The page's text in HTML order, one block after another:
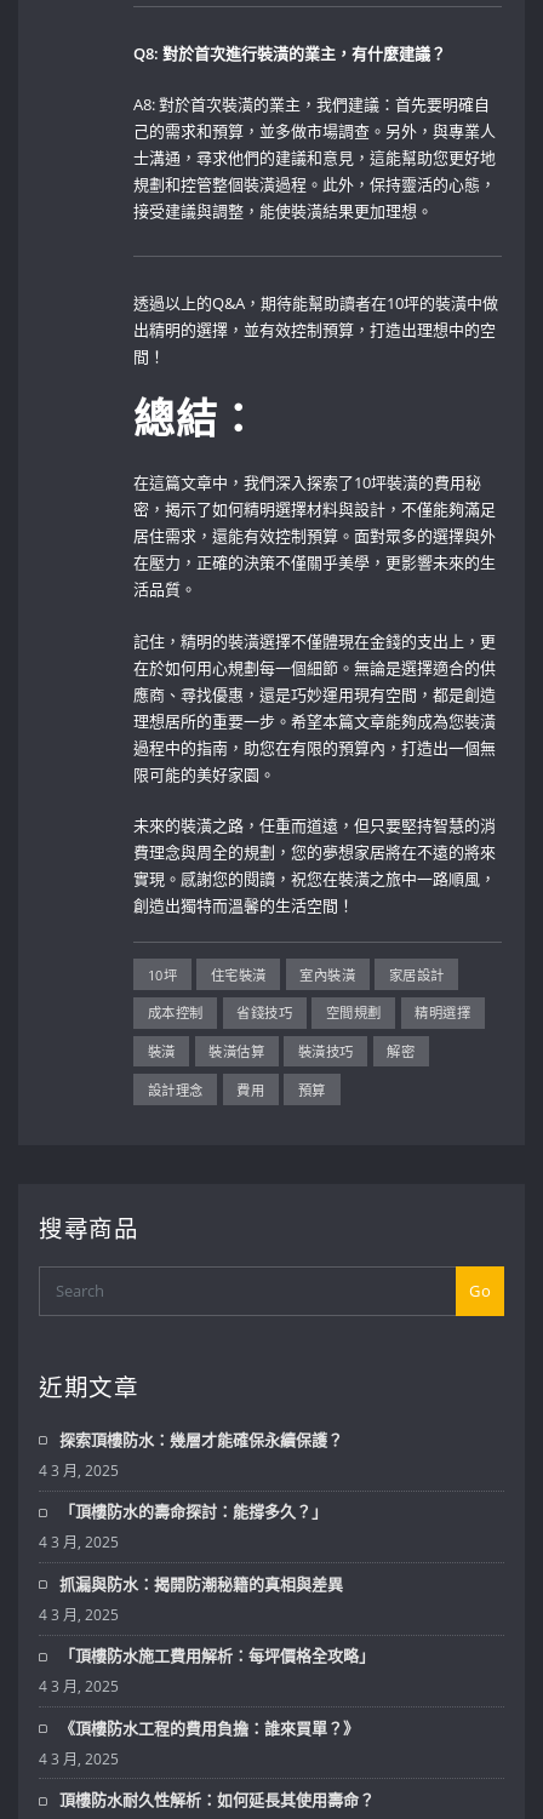
Q8: ​對於首次進行裝潢的業主，有什麼建議？
A8: 對於首次裝潢的業主，我們建議：首先要明確自
己的需求和預算，並多做市場調查。另外，與專業人
士溝通，尋求他們的建議和意見，這能幫助您更好地
規劃和控管整個裝潢過程。此外，保持靈活的心態，
接受建議與調整，能使裝潢結果更加理想。
透過以上的Q&A，期待能幫助讀者在10坪的裝潢中做
出精明的選擇，並有效控制預算，打造出理想中的空
間！
總結：
在這篇文章中，我們深入探索了10坪裝潢的費用秘
密，揭示了如何精明選擇材料與設計，不僅能夠滿足
居住需求，還能有效控制預算。面對眾多的選擇與外
在壓力，正確的決策不僅關乎美學，更影響未來的生
活品質。
記住，精明的裝潢選擇不僅體現在金錢的支出上，更
在於如何用心規劃每一個細節。無論是選擇適合的供
應商、尋找優惠，還是巧妙運用現有空間，都是創造
理想居所的重要一步。希望本篇文章能夠成為您裝潢
過程中的指南，助您在有限的預算內，打造出一個無
限可能的美好家園。
未來的裝潢之路，任重而道遠，但只要堅持智慧的消
費理念與周全的規劃，您的夢想家居將在不遠的將來
實現。感謝您的閱讀，祝您在裝潢之旅中一路順風，
創造出獨特而溫馨的生活空間！
10坪 住宅裝潢 室內裝潢 家居設計
成本控制 省錢技巧 空間規劃 精明選擇
裝潢 裝潢估算 裝潢技巧 解密
設計理念 費用 預算
搜尋商品
Go
近期文章
探索頂樓防水：幾層才能確保永續保護？
4 3 月, 2025
「頂樓防水的壽命探討：能撐多久？」
4 3 月, 2025
抓漏與防水：揭開防潮秘籍的真相與差異
4 3 月, 2025
「頂樓防水施工費用解析：每坪價格全攻略」
4 3 月, 2025
《頂樓防水工程的費用負擔：誰來買單？》
4 3 月, 2025
頂樓防水耐久性解析：如何延長其使用壽命？